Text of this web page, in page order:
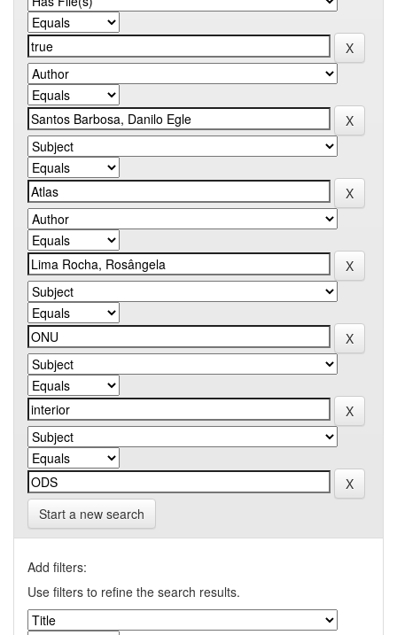
Start a new search
Add filters:
Use filters to refine the search results.